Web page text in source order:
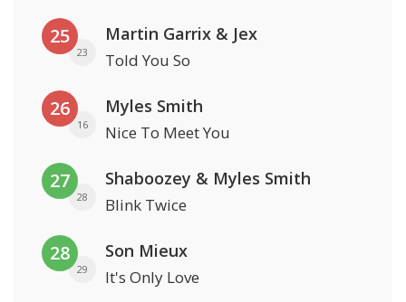
25
23
Martin Garrix & Jex
Told You So
26
16
Myles Smith
Nice To Meet You
27
28
Shaboozey & Myles Smith
Blink Twice
28
29
Son Mieux
It's Only Love